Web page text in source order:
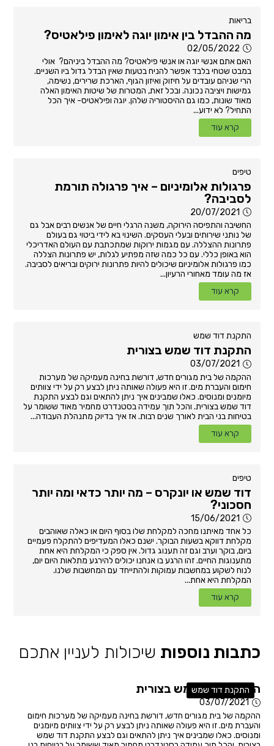
בריאות
מה ההבדל בין אימון יוגה לאימון פילאטיס?
02/05/2022
האם אתם אנשי יוגה או אנשי פילאטיס? מה ההבדל ביניהם? אולי
במבט שטחי בלבד אפשר להניח בטעות שאין הבדל גדול ביו השניים.
הרי שניהם עובדים על חיזוק ואיזון הגוף, הארכת שרירים, נשימה,
גמישות ויציבה נכונה. ובכל זאת, המטרות של שיטות האימון האלה
מאוד שונות, כמו גם ההיסטוריה שלהן. יוגה ופילאטיס- איך הכל
התחיל? לא ידוע...
קרא עוד
טיפים
פרגולות אלומיניום – איך פרגולה תורמת
לסביבה?
20/07/2021
החשיבה והתפיסה הירוקה, משנה הרגלי חיים של אנשים רבים אבל גם
של נותני שירותים ובעלי העסקים. השינוי בא לידי ביטוי גם בעולם
פתרונות ההצללה. עם מגמות ירוקות שמתכתבת עם העולם האדריכלי
הוא באופן כללי. עם כל כמה שזה מפתיע לגלות, יש פתרונות הצללה
כמו פרגולות אלומיניום שיכולים להיות פתרונות ירוקים ובריאים לסביבה.
אז מה עומד מאחורי הרעיון...
קרא עוד
התקנת דוד שמש
התקנת דוד שמש בצורית
03/07/2021
ההקמה של בית מגורים חדש, דורשת בחינה מעמיקה של מערכות
חימום והעברת מים. זו היא פעולה שאותה ניתן לבצע רק על ידי צוותים
מיומנים ומנוסים. כאלו שמבינים איך ניתן להתאים וגם לבצע התקנת
דוד שמש בצורית. והכל תוך עמידה בסטנדרט מחמיר מאוד ששומר על
בטיחות בני הבית לאורך שנים רבות. אז איך בדיוק מתנהלת העבודה...
קרא עוד
טיפים
דוד שמש או יונקרס – מה יותר כדאי ומה יותר
חסכוני?
15/06/2021
כל אחד מאיתנו מחכה למקלחת שלו בסוף היום או כאלה שאוהבים
מקלחת דווקא בשעות הבוקר. ישנם כאלו המעדיפים להתקלח פעמיים
ביום, בוקר וערב וגם זה תענוג גדול. אין ספק כי המקלחת היא אחת
מתענוגות החיים. זהו הרגע בו אנחנו יכולים להירגע מתלאות היום יום,
לנוח לשקוע במחשבות עמוקות ולהתייחד עם המחשבות שלנו.
המקלחת היא אחת...
קרא עוד
כתבות נוספות שיכולות לעניין אתכם
התקנת דוד שמש
התקנת דוד שמש בצורית
03/07/2021
ההקמה של בית מגורים חדש, דורשת בחינה מעמיקה של מערכות חימום
והעברת מים. זו היא פעולה שאותה ניתן לבצע רק על ידי צוותים מיומנים
ומנוסים. כאלו שמבינים איך ניתן להתאים וגם לבצע התקנת דוד שמש